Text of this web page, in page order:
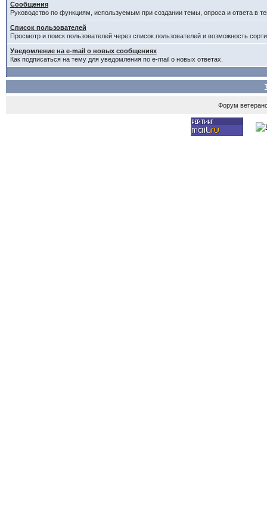
Сообщения
Руководство по функциям, используемым при создании темы, опроса и ответа в
Список пользователей
Просмотр и поиск пользователей через список пользователей и возможность
Уведомление на e-mail о новых сообщениях
Как подписаться на тему для уведомления по e-mail о новых ответах.
Форум